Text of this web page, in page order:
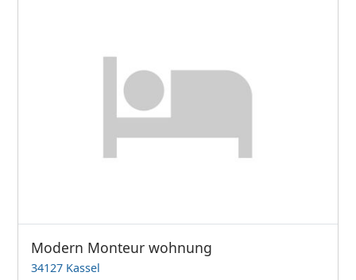
Modern Monteur wohnung
34127 Kassel